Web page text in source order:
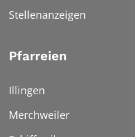
Stellenanzeigen
Pfarreien
Illingen
Merchweiler